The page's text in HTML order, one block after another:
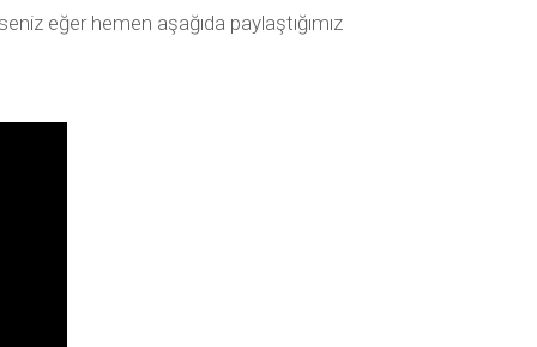
eğer hemen aşağıda paylaştığımız